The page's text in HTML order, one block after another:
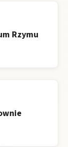
Rzymu